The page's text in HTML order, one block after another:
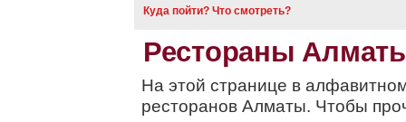
Куда пойти? Что смотреть?
Рестораны
На этой странице в
ресторанов Алматы. Чтобы